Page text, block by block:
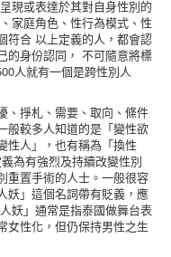
現或表達於其對自身性別的
家庭角色、性行為模式、性
合 以上定義的人，都會認
的身份認同， 不可隨意將標
人就有一個是跨性別人
、掙札、需要、取向、條件
般較多人知道的是「變性欲
性人」，也有稱為「換性
為有強烈及持續改變性別
重置手術的人士。一般很容
妖」這個名詞帶有貶義，應
妖」通常是指泰國做舞台表
女性化，但仍保持男性之生